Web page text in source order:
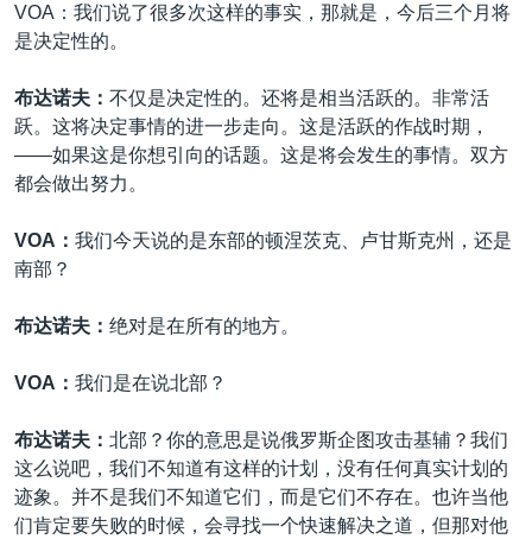
VOA：我们说了很多次这样的事实，那就是，今后三个月将
是决定性的。
布达诺夫： 不仅是决定性的。还将是相当活跃的。非常活
跃。这将决定事情的进一步走向。这是活跃的作战时期，
——如果这是你想引向的话题。这是将会发生的事情。双方
都会做出努力。
VOA： 我们今天说的是东部的顿涅茨克、卢甘斯克州，还是
南部？
布达诺夫： 绝对是在所有的地方。
VOA： 我们是在说北部？
布达诺夫： 北部？你的意思是说俄罗斯企图攻击基辅？我们
这么说吧，我们不知道有这样的计划，没有任何真实计划的
迹象。并不是我们不知道它们，而是它们不存在。也许当他
们肯定要失败的时候，会寻找一个快速解决之道，但那对他